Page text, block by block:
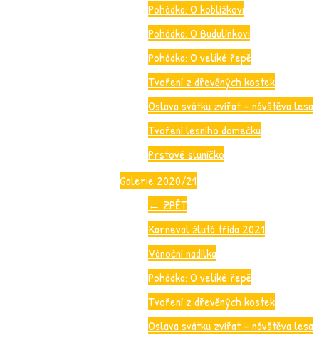
Pohádka: O koblížkovi
Pohádka: O Budulínkovi
Pohádka: O veliké řepě
Tvoření z dřevěných kostek
Oslava svátku zvířat – návštěva lesa
Tvoření lesního domečku
Prstové sluníčko
Galerie 2020/21
← ZPĚT
Karneval žlutá třída 2021
Vánoční nadílka
Pohádka: O veliké řepě
Tvoření z dřevěných kostek
Oslava svátku zvířat – návštěva lesa